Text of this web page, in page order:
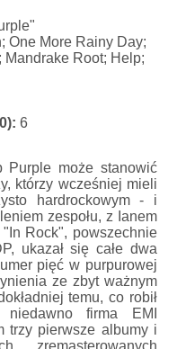
One More Rainy Day;
Root; Help;
6
Purple może stanowić
którzy wcześniej mieli
hardrockowym - i
zespołu, z Ianem
Rock", powszechnie
ukazał się całe dwa
pięć w purpurowej
ze zbyt ważnym
temu, co robił
firma EMI
trzy pierwsze albumy i